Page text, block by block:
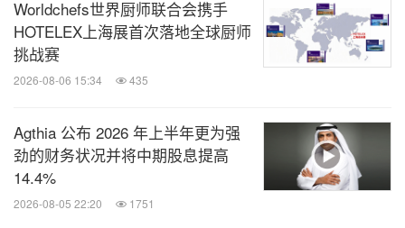
会展全部租馆面积的十分之一)，为来自全球的近100
万采购人士创造了多重贸易机会；公司自2006年起开
始发展线上业务，至今打造了8个B2B网站，6个B2P
总部位于上海，下设机构包括：2家全资子公司–上海
博英电子商务有限公司和华汉国际会议展览（上海）
有限公司，2家分公司位于北京和广州，2家合资公司
Worldchefs世界厨师联合会携手
HOTELEX上海展首次落地全球厨师
挑战赛
2026-08-06 15:34 435
Agthia 公布 2026 年上半年更为强
劲的财务状况并将中期股息提高
14.4%
2026-08-05 22:20 1751